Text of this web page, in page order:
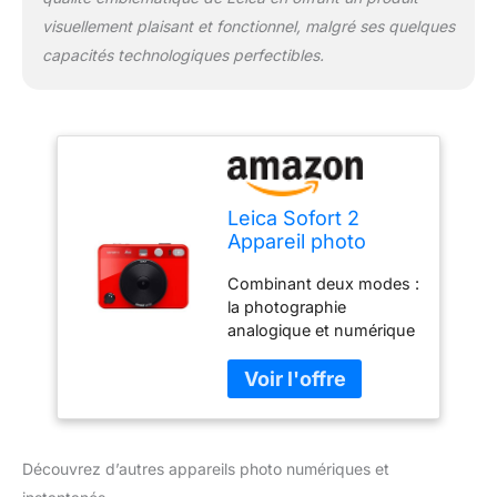
visuellement plaisant et fonctionnel, malgré ses quelques
capacités technologiques perfectibles.
Leica Sofort 2
Appareil photo
instantané avec
écran LCD, 2
déclencheurs, 10
effets d'objectif et
prise en charge de
l'application Leica
FOTOS (rouge)
Combinant deux modes :
la photographie
analogique et numérique
caméra hybride moderne
apportant des souvenirs
amusants et créatifs
avec le SOFORT 2,
Découvrez d’autres appareils photo numériques et